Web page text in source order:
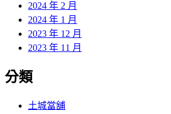
2024 年 2 月
2024 年 1 月
2023 年 12 月
2023 年 11 月
分類
土城當舖